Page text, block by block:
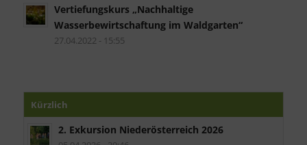
Vertiefungskurs „Nachhaltige
Wasserbewirtschaftung im Waldgarten“
27.04.2022 - 15:55
Kürzlich
2. Exkursion Niederösterreich 2026